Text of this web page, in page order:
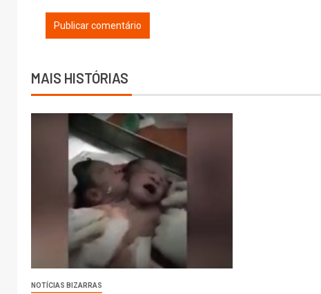
MAIS HISTÓRIAS
NOTÍCIAS BIZARRAS